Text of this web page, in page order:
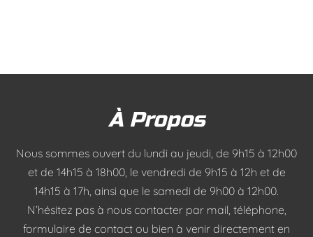
À Propos
Nous sommes ouvert du lundi au jeudi, de 9h15 à 12h00
et de 14h15 à 18h00, le vendredi de 9h15 à 12h et de
14h15 à 17h, ainsi que le samedi de 9h00 à 12h00.
N’hésitez pas à nous contacter par mail, téléphone,
formulaire de contact ou bien à venir directement en